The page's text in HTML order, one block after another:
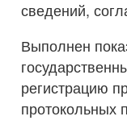
сведений,
Выполнен
регистрацию
протокольных